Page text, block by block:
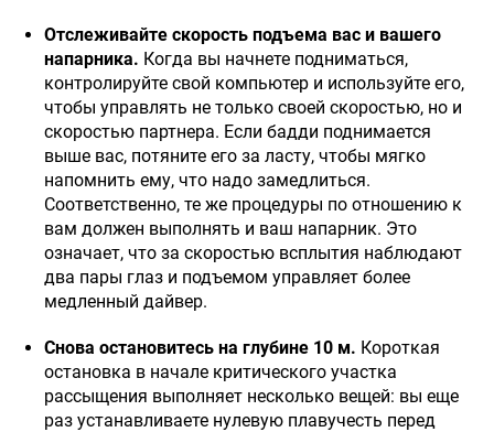
Отслеживайте скорость подъема вас и вашего
напарника. Когда вы начнете подниматься,
контролируйте свой компьютер и используйте его,
чтобы управлять не только своей скоростью, но и
скоростью партнера. Если бадди поднимается
выше вас, потяните его за ласту, чтобы мягко
напомнить ему, что надо замедлиться.
Соответственно, те же процедуры по отношению к
вам должен выполнять и ваш напарник. Это
означает, что за скоростью всплытия наблюдают
два пары глаз и подъемом управляет более
медленный дайвер.
Снова остановитесь на глубине 10 м. Короткая
остановка в начале критического участка
рассыщения выполняет несколько вещей: вы еще
раз устанавливаете нулевую плавучесть перед